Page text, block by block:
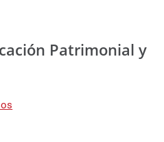
Patrimonial y